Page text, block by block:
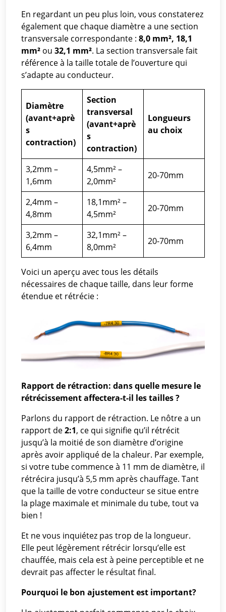
En regardant un peu plus loin, vous constaterez
également que chaque diamètre a une section
transversale correspondante : 8,0 mm², 18,1
mm² ou 32,1 mm². La section transversale fait
référence à la taille totale de l’ouverture qui
s’adapte au conducteur.
Diamètre
(avant+aprè
s
contraction)
Section
transversal
(avant+aprè
s
contraction)
Longueurs
au choix
3,2mm –
1,6mm
4,5mm² –
2,0mm²
20-70mm
2,4mm –
4,8mm
18,1mm² –
4,5mm²
20-70mm
3,2mm –
6,4mm
32,1mm² –
8,0mm²
20-70mm
Voici un aperçu avec tous les détails
nécessaires de chaque taille, dans leur forme
étendue et rétrécie :
Rapport de rétraction: dans quelle mesure le
rétrécissement affectera-t-il les tailles ?
Parlons du rapport de rétraction. Le nôtre a un
rapport de2:1, ce qui signifie qu’il rétrécit
jusqu’à la moitié de son diamètre d’origine
après avoir appliqué de la chaleur. Par exemple,
si votre tube commence à 11 mm de diamètre, il
rétrécira jusqu’à 5,5 mm après chauffage. Tant
que la taille de votre conducteur se situe entre
la plage maximale et minimale du tube, tout va
bien !
Et ne vous inquiétez pas trop de la longueur.
Elle peut légèrement rétrécir lorsqu’elle est
chauffée, mais cela est à peine perceptible et ne
devrait pas affecter le résultat final.
Pourquoi le bon ajustement est important?